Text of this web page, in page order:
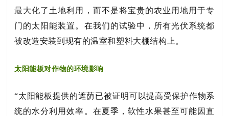
最大化了土地利用，而不是将宝贵的农业用地用于专
门的太阳能装置。在我们的试验中，所有光伏系统都
被改造安装到现有的温室和塑料大棚结构上。
太阳能板对作物的环境影响
“太阳能板提供的遮荫已被证明可以提高受保护作物系
统的水分利用效率。在夏季，软性水果甚至可能因直